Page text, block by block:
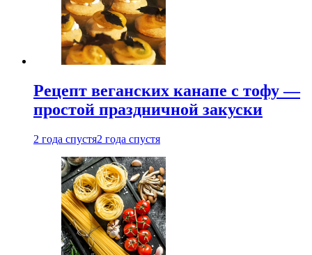
Рецепт веганских канапе с тофу —
простой праздничной закуски
2 года спустя2 года спустя